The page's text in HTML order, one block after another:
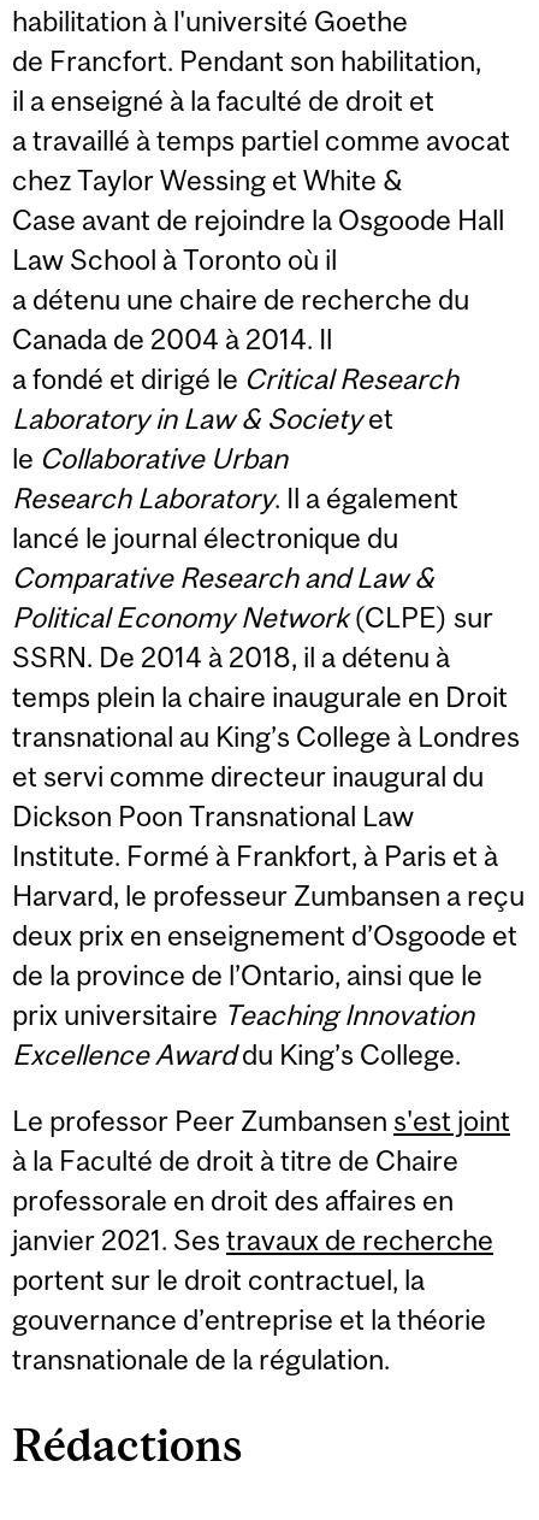
habilitation à l'université Goethe
de Francfort. Pendant son habilitation,
il a enseigné à la faculté de droit et
a travaillé à temps partiel comme avocat
chez Taylor Wessing et White &
Case avant de rejoindre la Osgoode Hall
Law School à Toronto où il
a détenu une chaire de recherche du
Canada de 2004 à 2014. Il
a fondé et dirigé le Critical Research
Laboratory in Law & Societyet
le Collaborative Urban
Research Laboratory. Il a également
lancé le journal électronique du
Comparative Research and Law &
Political Economy Network(CLPE) sur
SSRN. De 2014 à 2018, il a détenu à
temps plein la chaire inaugurale en Droit
transnational au King’s College à Londres
et servi comme directeur inaugural du
Dickson Poon Transnational Law
Institute. Formé à Frankfort, à Paris et à
Harvard, le professeur Zumbansen a reçu
deux prix en enseignement d’Osgoode et
de la province de l’Ontario, ainsi que le
prix universitaire Teaching Innovation
Excellence Awarddu King’s College.
Le professor Peer Zumbansen s'est joint
à la Faculté de droit à titre de Chaire
professorale en droit des affaires en
janvier 2021. Ses travaux de recherche
portent sur le droit contractuel, la
gouvernance d’entreprise et la théorie
transnationale de la régulation.
Rédactions